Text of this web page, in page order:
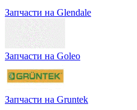
Запчасти на Glendale
Запчасти на Goleo
Запчасти на Gruntek